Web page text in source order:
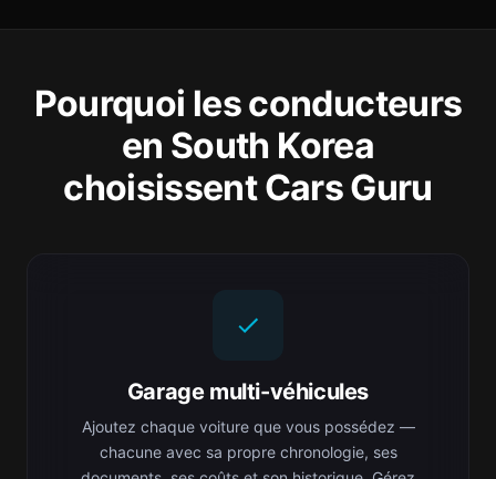
Pourquoi les conducteurs
en South Korea
choisissent Cars Guru
Garage multi-véhicules
Ajoutez chaque voiture que vous possédez —
chacune avec sa propre chronologie, ses